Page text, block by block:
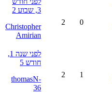
0
2
3, שבוע 2
Christopher
Amirian
1
2
לפני שנה 1,
חודש 5
thomasN-
36